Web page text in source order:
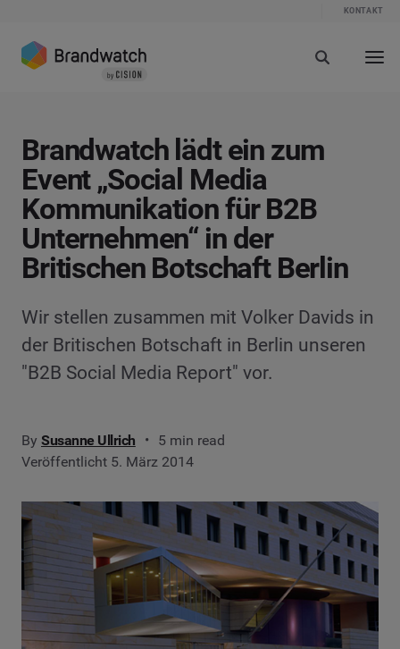
KONTAKT
Brandwatch lädt ein zum
Event „Social Media
Kommunikation für B2B
Unternehmen“ in der
Britischen Botschaft Berlin
Wir stellen zusammen mit Volker Davids in
der Britischen Botschaft in Berlin unseren
"B2B Social Media Report" vor.
By Susanne Ullrich
5 min read
Veröffentlicht 5. März 2014